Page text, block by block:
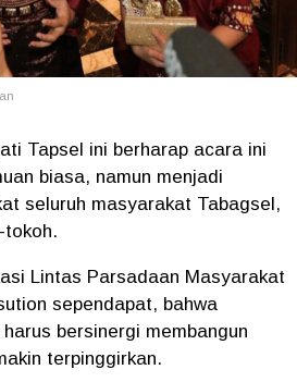
Tapsel ini berharap acara ini
biasa, namun menjadi
seluruh masyarakat Tabagsel,
tokoh.
Lintas Parsadaan Masyarakat
sependapat, bahwa
bersinergi membangun
terpinggirkan.